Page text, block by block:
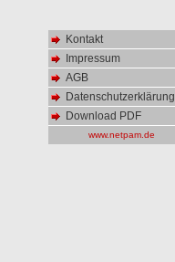
Kontakt
Impressum
AGB
Datenschutzerklärung
Download PDF
www.netpam.de